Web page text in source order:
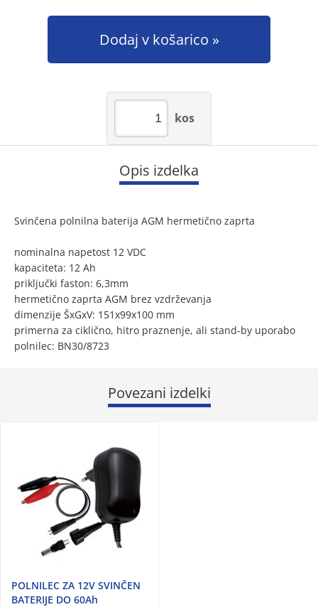
Dodaj v košarico
kos
Opis izdelka
Svinčena polnilna baterija AGM hermetično zaprta
nominalna napetost 12 VDC
kapaciteta: 12 Ah
priključki faston: 6,3mm
hermetično zaprta AGM brez vzdrževanja
dimenzije ŠxGxV: 151x99x100 mm
primerna za ciklično, hitro praznenje, ali stand-by uporabo
polnilec: BN30/8723
Povezani izdelki
POLNILEC ZA 12V SVINČEN
BATERIJE DO 60Ah